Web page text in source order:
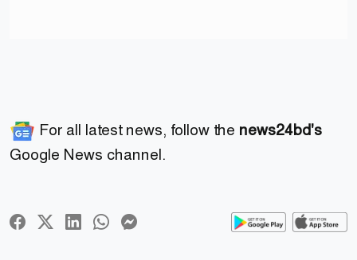
For all latest news, follow the news24bd's
Google News channel.